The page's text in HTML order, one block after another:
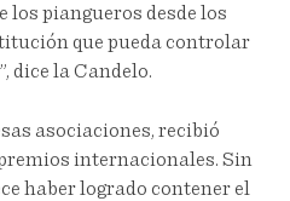
los piangueros desde los
que pueda controlar
dice la Candelo.
asociaciones, recibió
internacionales. Sin
haber logrado contener el